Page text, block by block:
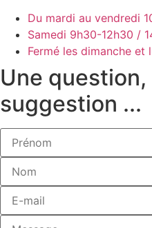
Du mardi au vendredi
Samedi 9h30-12h30 /
Fermé les dimanche et
Une question,
suggestion ...